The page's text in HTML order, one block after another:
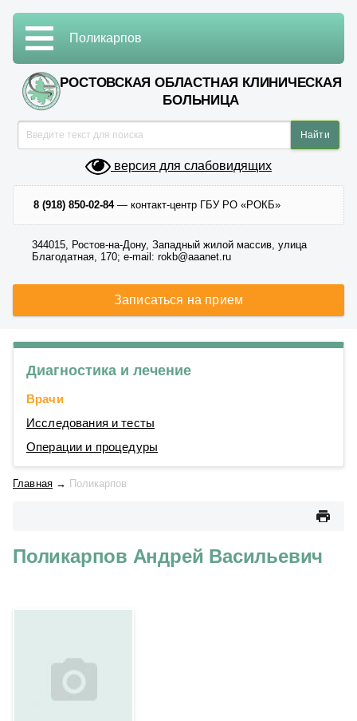
РОСТОВСКАЯ ОБЛАСТНАЯ КЛИНИЧЕСКАЯ
БОЛЬНИЦА
версия для слабовидящих
8 (918) 850-02-84— контакт-центр ГБУ РО «РОКБ»
344015, Ростов-на-Дону, Западный жилой массив, улица
Благодатная, 170; e-mail: rokb@aaanet.ru
Записаться на прием
Поликарпов
Диагностика и лечение
Врачи
Исследования и тесты
Операции и процедуры
Главная → Поликарпов
Поликарпов Андрей Васильевич